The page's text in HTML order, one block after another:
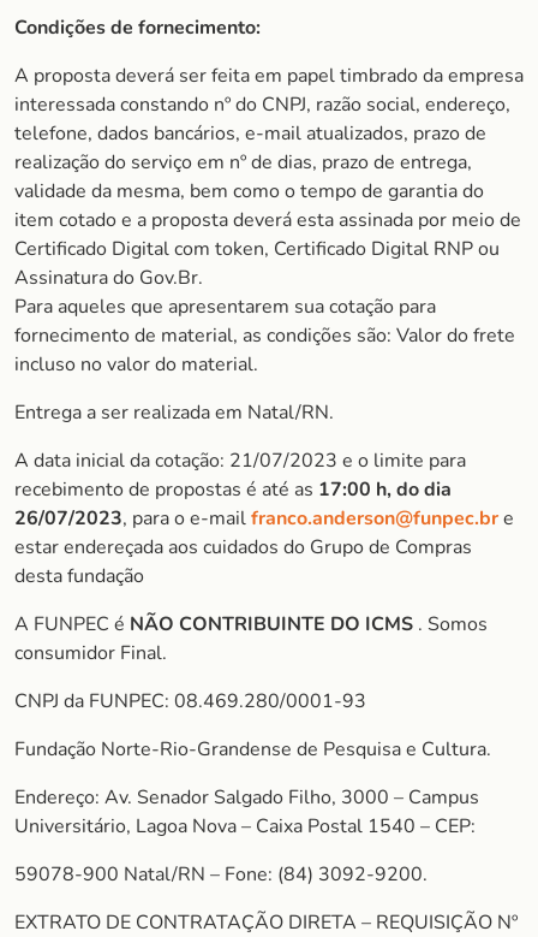
Condições de fornecimento:
A proposta deverá ser feita em papel timbrado da empresa
interessada constando nº do CNPJ, razão social, endereço,
telefone, dados bancários, e-mail atualizados, prazo de
realização do serviço em nº de dias, prazo de entrega,
validade da mesma, bem como o tempo de garantia do
item cotado e a proposta deverá esta assinada por meio de
Certificado Digital com token, Certificado Digital RNP ou
Assinatura do Gov.Br.
Para aqueles que apresentarem sua cotação para
fornecimento de material, as condições são: Valor do frete
incluso no valor do material.
Entrega a ser realizada em Natal/RN.
A data inicial da cotação: 21/07/2023 e o limite para
recebimento de propostas é até as 17:00 h, do dia
26/07/2023, para o e-mailfranco.anderson@funpec.bre
estar endereçada aos cuidados do Grupo de Compras
desta fundação
A FUNPEC é NÃO CONTRIBUINTE DO ICMS . Somos
consumidor Final.
CNPJ da FUNPEC: 08.469.280/0001-93
Fundação Norte-Rio-Grandense de Pesquisa e Cultura.
Endereço: Av. Senador Salgado Filho, 3000 – Campus
Universitário, Lagoa Nova – Caixa Postal 1540 – CEP:
59078-900 Natal/RN – Fone: (84) 3092-9200.
EXTRATO DE CONTRATAÇÃO DIRETA – REQUISIÇÃO Nº